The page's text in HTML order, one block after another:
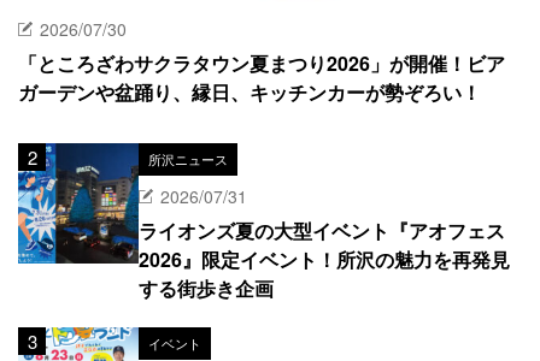
2026/07/30
「ところざわサクラタウン夏まつり2026」が開催！ビア
ガーデンや盆踊り、縁日、キッチンカーが勢ぞろい！
所沢ニュース
2026/07/31
ライオンズ夏の大型イベント『アオフェス
2026』限定イベント！所沢の魅力を再発見
する街歩き企画
イベント